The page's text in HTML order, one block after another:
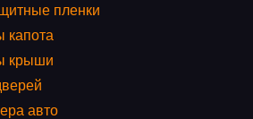
пленки
капота
крыши
авто